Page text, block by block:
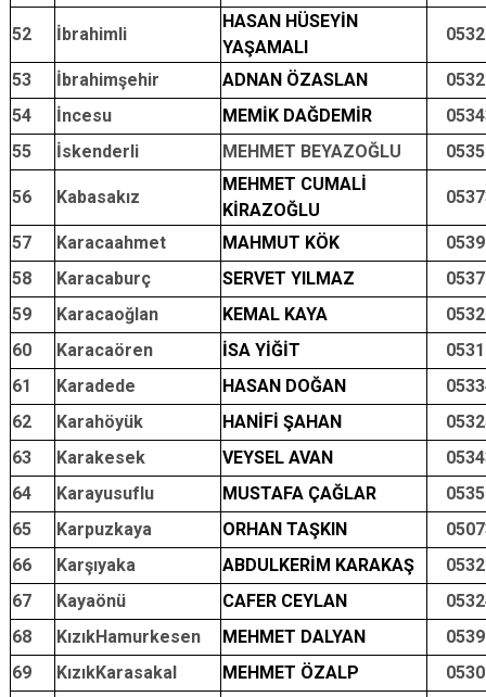
52 İbrahimli
HASAN HÜSEYİN
YAŞAMALI
53 İbrahimşehir ADNAN ÖZASLAN
54
İncesu MEMİK DAĞDEMİR
55
İskenderli MEHMET BEYAZOĞLU
56 Kabasakız
MEHMET CUMALİ
KİRAZOĞLU
57 Karacaahmet MAHMUT KÖK
58
Karacaburç SERVET YILMAZ
59
Karacaoğlan KEMAL KAYA
60
Karacaören İSA YİĞİT
61
Karadede HASAN DOĞAN
62
Karahöyük HANİFİ ŞAHAN
63
Karakesek VEYSEL AVAN
64
Karayusuflu MUSTAFA ÇAĞLAR
65
Karpuzkaya ORHAN TAŞKIN
66
Karşıyaka ABDULKERİM KARAKAŞ
67
Kayaönü CAFER CEYLAN
68
KızıkHamurkesen MEHMET DALYAN
69
KızıkKarasakal MEHMET ÖZALP